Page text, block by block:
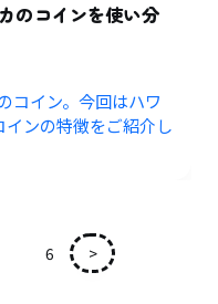
のコインを使い分
コイン。今回はハワ
ンの特徴をご紹介し
6 >